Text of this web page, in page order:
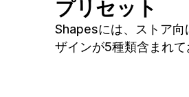
プリセット
Shapesには、ストア
ザインが5種類含まれ